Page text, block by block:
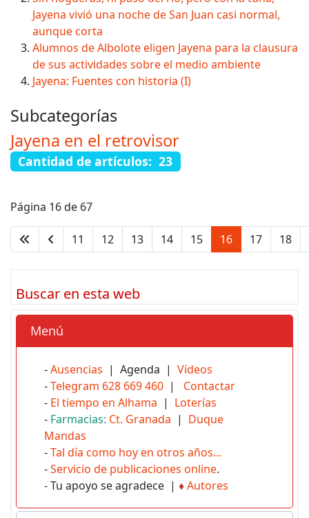
Jayena vivió una noche de San Juan casi normal,
aunque corta
Alumnos de Albolote eligen Jayena para la clausura
de sus actividades sobre el medio ambiente
Jayena: Fuentes con historia (I)
Subcategorías
Jayena en el retrovisor
Cantidad de artículos: 23
Página 16 de 67
11 12 13 14 15 16 17 18
Buscar en esta web
Menú
-Ausencias | Agenda | Vídeos
-Telegram 628 669 460 | Contactar
- El tiempo en Alhama | Loterías
- Farmacias: Ct. Granada | Duque
Mandas
-Tal día como hoy en otros años...
-Servicio de publicaciones online.
- Tu apoyo se agradece | ♦Autores